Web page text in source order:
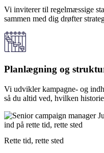
Vi inviterer til regelmæssige
sammen med dig drøfter
Planlægning og
Vi udvikler kampagne- og
så du altid ved, hvilken
Rette tid, rette sted